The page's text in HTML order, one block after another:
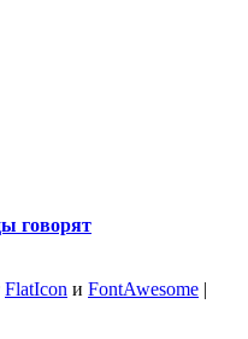
говорят
FlatIcon и FontAwesome |